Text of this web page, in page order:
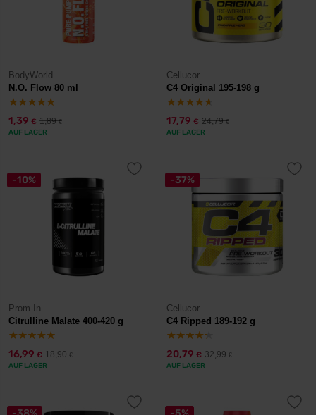
BodyWorld
N.O. Flow 80 ml
1,39 € 1,89€
AUF LAGER
Cellucor
C4 Original 195-198 g
17,79 € 24,79€
AUF LAGER
-10%
Prom-In
Citrulline Malate 400-420 g
16,99 € 18,90€
AUF LAGER
-37%
Cellucor
C4 Ripped 189-192 g
20,79 € 32,99€
AUF LAGER